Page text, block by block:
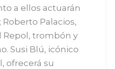
a ellos actuarán
Roberto Palacios,
trombón y
Susi Blú, icónico
ofrecerá su